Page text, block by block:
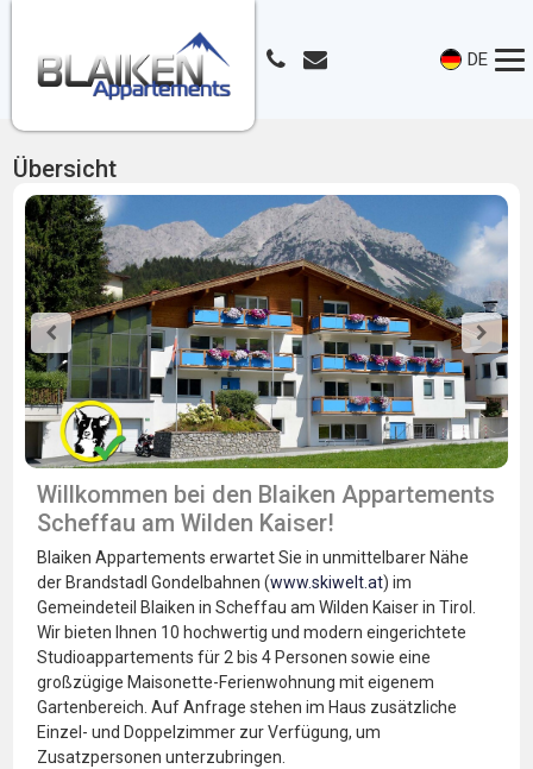
DE
Übersicht
Willkommen bei den Blaiken Appartements
Scheffau am Wilden Kaiser!
Blaiken Appartements erwartet Sie in unmittelbarer Nähe
der Brandstadl Gondelbahnen (www.skiwelt.at) im
Gemeindeteil Blaiken in Scheffau am Wilden Kaiser in Tirol.
Wir bieten Ihnen 10 hochwertig und modern eingerichtete
Studioappartements für 2 bis 4 Personen sowie eine
großzügige Maisonette-Ferienwohnung mit eigenem
Gartenbereich. Auf Anfrage stehen im Haus zusätzliche
Einzel- und Doppelzimmer zur Verfügung, um
Zusatzpersonen unterzubringen.